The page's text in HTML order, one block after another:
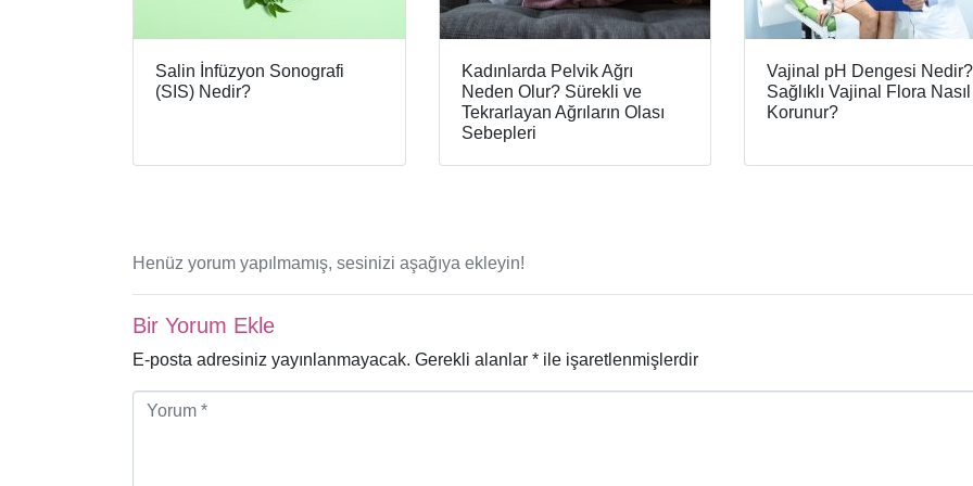
Salin İnfüzyon Sonografi
(SIS) Nedir?
Kadınlarda Pelvik Ağrı
Neden Olur? Sürekli ve
Tekrarlayan Ağrıların Olası
Sebepleri
Vajinal pH Dengesi Nedir?
Sağlıklı Vajinal Flora Nasıl
Korunur?
Henüz yorum yapılmamış, sesinizi aşağıya ekleyin!
Bir Yorum Ekle
E-posta adresiniz yayınlanmayacak. Gerekli alanlar * ile işaretlenmişlerdir